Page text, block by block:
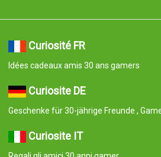
Curiosité FR
Idées cadeaux amis 30 ans gamers
Curiosite DE
Geschenke für 30-jährige Freunde ,
Curiosite IT